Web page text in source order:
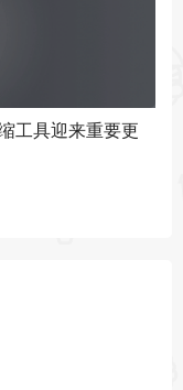
工具迎来重要更